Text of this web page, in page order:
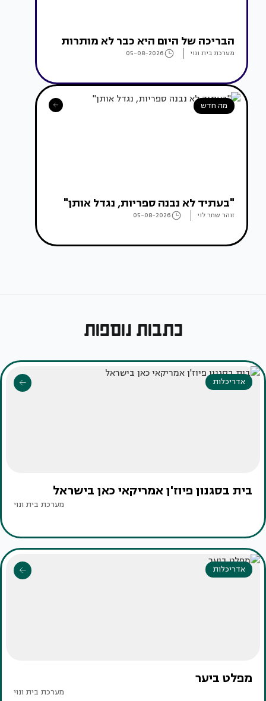
הבריכה של היום היא כבר לא מותרות
מערכת בית ונוי 05-08-2026
מה חדש
"בעתיד לא נבנה ספריות, נגדל אותן"
זוהר שחר לוי 05-08-2026
כתבות נוספות
אדריכלות
בית בסגנון פיוז'ן אמריקאי כאן בישראל
מערכת בית ונוי
אדריכלות
מפלט ביער
מערכת בית ונוי